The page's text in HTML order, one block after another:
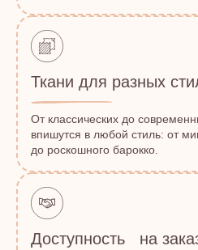
Ткани для разных
От классических до
впишутся в любой стиль: от
до роскошного барокко.
Доступность на